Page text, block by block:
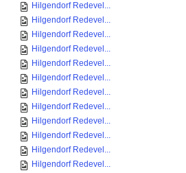
Hilgendorf Redevel...
Hilgendorf Redevel...
Hilgendorf Redevel...
Hilgendorf Redevel...
Hilgendorf Redevel...
Hilgendorf Redevel...
Hilgendorf Redevel...
Hilgendorf Redevel...
Hilgendorf Redevel...
Hilgendorf Redevel...
Hilgendorf Redevel...
Hilgendorf Redevel...